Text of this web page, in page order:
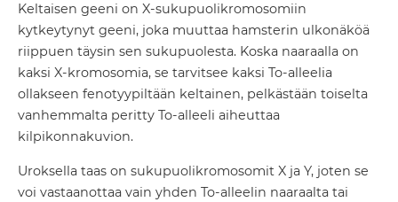
Keltaisen geeni on X-sukupuolikromosomiin
kytkeytynyt geeni, joka muuttaa hamsterin ulkonäköä
riippuen täysin sen sukupuolesta. Koska naaraalla on
kaksi X-kromosomia, se tarvitsee kaksi To-alleelia
ollakseen fenotyypiltään keltainen, pelkästään toiselta
vanhemmalta peritty To-alleeli aiheuttaa
kilpikonnakuvion.
Uroksella taas on sukupuolikromosomit X ja Y, joten se
voi vastaanottaa vain yhden To-alleelin naaraalta tai